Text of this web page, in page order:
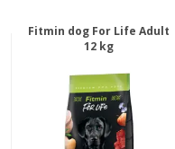
Fitmin dog For Life Adult
12 kg